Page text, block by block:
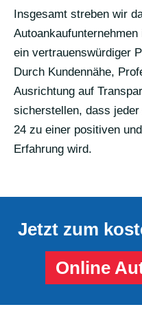
Insgesamt streben wir
ein vertrauenswürdiger
Durch Kundennähe,
Ausrichtung auf
sicherstellen, dass jeder
24 zu einer positiven
Erfahrung wird.
Jetzt zum
Online